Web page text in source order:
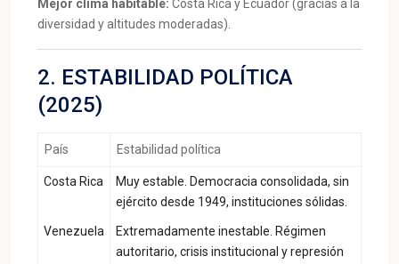
Mejor clima habitable: Costa Rica y Ecuador (gracias a la
diversidad y altitudes moderadas).
2. ESTABILIDAD POLÍTICA
(2025)
País Estabilidad política
Costa Rica
Muy estable. Democracia consolidada, sin
ejército desde 1949, instituciones sólidas.
Venezuela
Extremadamente inestable. Régimen
autoritario, crisis institucional y represión